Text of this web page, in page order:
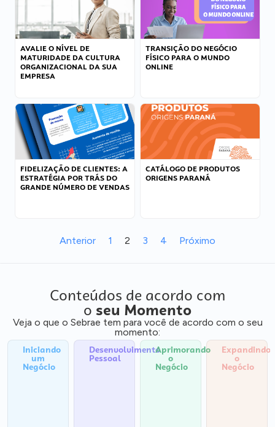
AVALIE O NÍVEL DE
MATURIDADE DA CULTURA
ORGANIZACIONAL DA SUA
EMPRESA
TRANSIÇÃO DO NEGÓCIO
FÍSICO PARA O MUNDO
ONLINE
FIDELIZAÇÃO DE CLIENTES: A
ESTRATÉGIA POR TRÁS DO
GRANDE NÚMERO DE VENDAS
CATÁLOGO DE PRODUTOS
ORIGENS PARANÁ
Anterior 1 2 3 4 Próximo
Conteúdos de acordo com
o seu Momento
Veja o que o Sebrae tem para você de acordo com o seu
momento:
Iniciando
um
Negócio
Desenvolvimento
Pessoal
Aprimorando
o
Negócio
Expandindo
o
Negócio